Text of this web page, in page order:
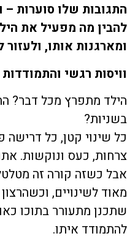
התגובות שלו סוערות –
להבין מה מפעיל את
ומארגנות אותו,
וויסות רגשי
בשניות?
כל שינוי קטן, כל דרישה
צרחות, כעס ונוקשות.
אבל כשזה קורה זה
מאוד לשינויים,
שתכנן מתעורר בתוכו
להתמודד איתו.